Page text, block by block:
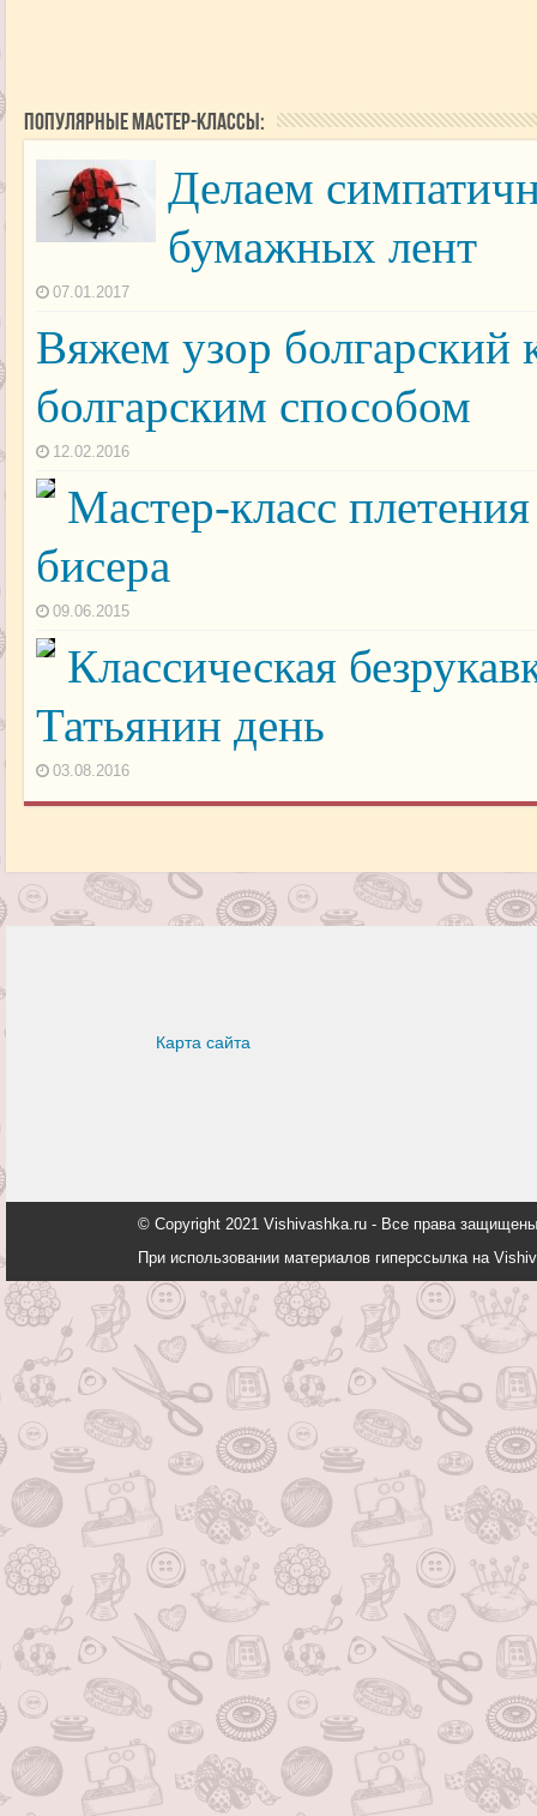
Популярные мастер-классы:
Делаем
бумажных лент
07.01.2017
Вяжем узор болгарский
болгарским способом
12.02.2016
Мастер-класс
бисера
09.06.2015
Классическая
Татьянин день
03.08.2016
Карта сайта
© Copyright 2021 Vishivashka.ru - Все права
При использовании материалов гиперссылка на